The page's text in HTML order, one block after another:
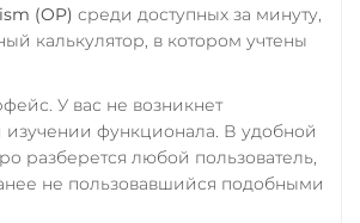
OP
NEAR
(OP) среди доступных за минуту,
калькулятор, в котором учтены
У вас не возникнет
функционала. В удобной
разберется любой пользователь,
не пользовавшийся подобными